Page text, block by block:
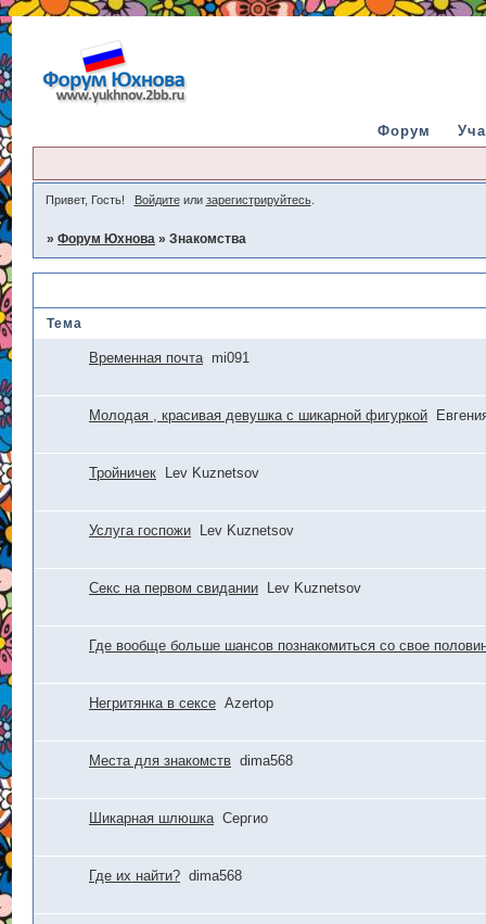
Форум
Привет, Гость! Войдитеили зарегистрируйтесь.
»Форум Юхнова »Знакомства
Тема
Временная почта mi091
Молодая , красивая девушка с шикарной фигуркой
Тройничек Lev Kuznetsov
Услуга госпожи Lev Kuznetsov
Секс на первом свидании Lev Kuznetsov
Где вообще больше шансов познакомиться со свое
Негритянка в сексе Azertop
Места для знакомств dima568
Шикарная шлюшка Сергио
Где их найти? dima568